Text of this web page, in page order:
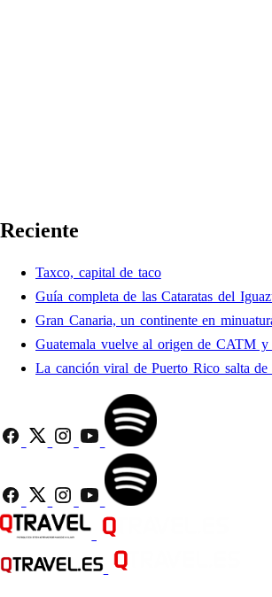
Reciente
Taxco, capital de taco
Guía completa de las Cataratas del
Gran Canaria, un continente en
Guatemala vuelve al origen de CATM y
La canción viral de Puerto Rico salta